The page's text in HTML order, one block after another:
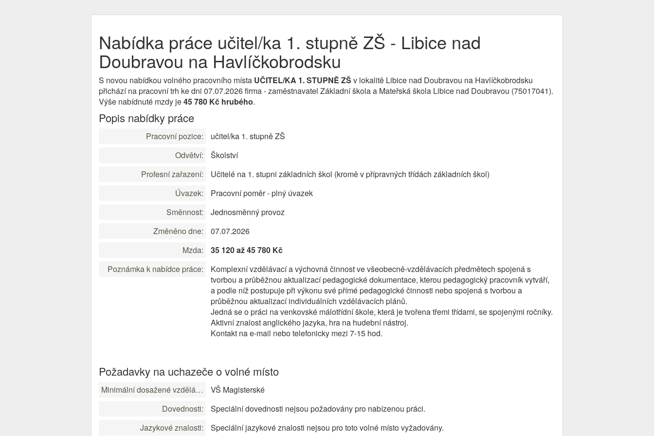
Nabídka práce učitel/ka 1. stupně ZŠ - Libice nad
Doubravou na Havlíčkobrodsku
S novou nabídkou volného pracovního místa UČITEL/KA 1. STUPNĚ ZŠ v lokalitě Libice nad Doubravou na Havlíčkobrodsku
přichází na pracovní trh ke dni 07.07.2026 firma - zaměstnavatel Základní škola a Mateřská škola Libice nad Doubravou (75017041).
Výše nabídnuté mzdy je45 780 Kč hrubého.
Popis nabídky práce
Pracovní pozice:
učitel/ka 1. stupně ZŠ
Odvětví:
Školství
Profesní zařazení:
Učitelé na 1. stupni základních škol (kromě v přípravných třídách základních škol)
Úvazek:
Pracovní poměr - plný úvazek
Směnnost:
Jednosměnný provoz
Změněno dne:
07.07.2026
Mzda:
35 120 až 45 780 Kč
Poznámka k nabídce práce:
Komplexní vzdělávací a výchovná činnost ve všeobecně-vzdělávacích předmětech spojená s
tvorbou a průběžnou aktualizací pedagogické dokumentace, kterou pedagogický pracovník vytváří,
a podle níž postupuje při výkonu své přímé pedagogické činnosti nebo spojená s tvorbou a
průběžnou aktualizací individuálních vzdělávacích plánů.
Jedná se o práci na venkovské málotřídní škole, která je tvořena třemi třídami, se spojenými ročníky.
Aktivní znalost anglického jazyka, hra na hudební nástroj.
Kontakt na e-mail nebo telefonicky mezi 7-15 hod.
Požadavky na uchazeče o volné místo
Minimální dosažené vzdělání:
VŠ Magisterské
Dovednosti:
Speciální dovednosti nejsou požadovány pro nabízenou práci.
Jazykové znalosti:
Speciální jazykové znalosti nejsou pro toto volné místo vyžadovány.